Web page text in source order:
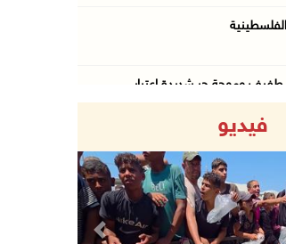
طفيف وموجة حر شديدة اعتبار ...
بيت فجار جنوب بيت لحم
فيديو
Previous